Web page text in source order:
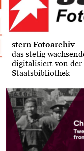
stern Fotoarchiv
das stetig
digitalisiert von der
Staatsbibliothek